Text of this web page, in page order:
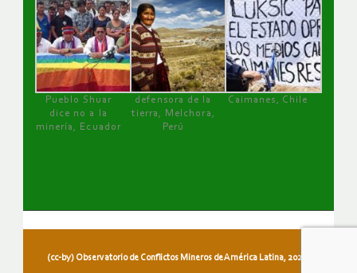
Pueblo Shuar
dice no a la
minería, Ecuador
defensora de la
tierra, Melchora,
Perú
Caimanes, Chile
(cc-by) Observatorio de Conflictos Mineros de América Latina, 2026